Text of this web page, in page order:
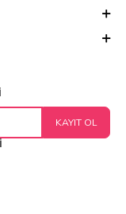
KAYIT OL